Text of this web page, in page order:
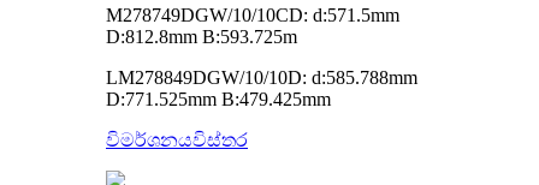
M278749DGW/10/10CD: d:571.5mm
D:812.8mm B:593.725m
LM278849DGW/10/10D: d:585.788mm
D:771.525mm B:479.425mm
විමර්ශනයවිස්තර